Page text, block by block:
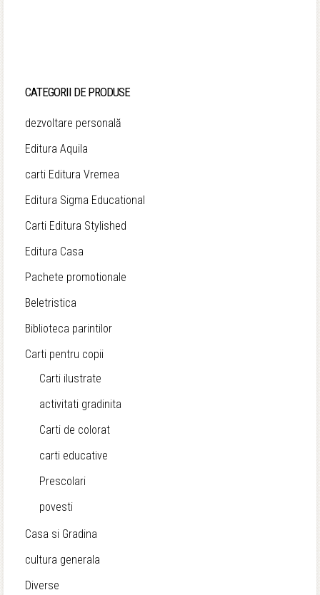
CATEGORII DE PRODUSE
dezvoltare personală
Editura Aquila
carti Editura Vremea
Editura Sigma Educational
Carti Editura Stylished
Editura Casa
Pachete promotionale
Beletristica
Biblioteca parintilor
Carti pentru copii
Carti ilustrate
activitati gradinita
Carti de colorat
carti educative
Prescolari
povesti
Casa si Gradina
cultura generala
Diverse